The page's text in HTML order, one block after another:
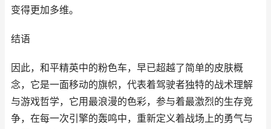
变得更加多维。
结语
因此，和平精英中的粉色车，早已超越了简单的皮肤概
念，它是一面移动的旗帜，代表着驾驶者独特的战术理解
与游戏哲学，它用最浪漫的色彩，参与着最激烈的生存竞
争，在每一次引擎的轰鸣中，重新定义着战场上的勇气与